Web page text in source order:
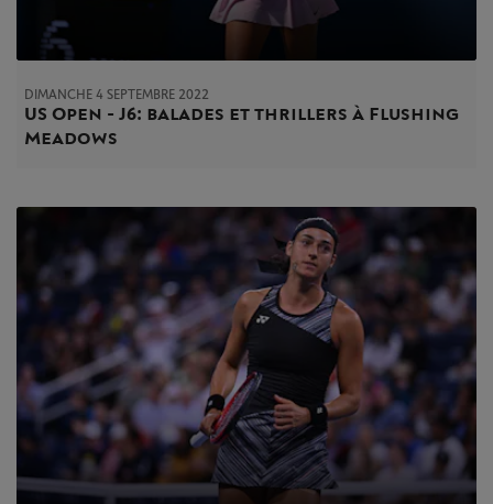
DIMANCHE 4 SEPTEMBRE 2022
US Open - J6 : balades et thrillers à Flushing
Meadows